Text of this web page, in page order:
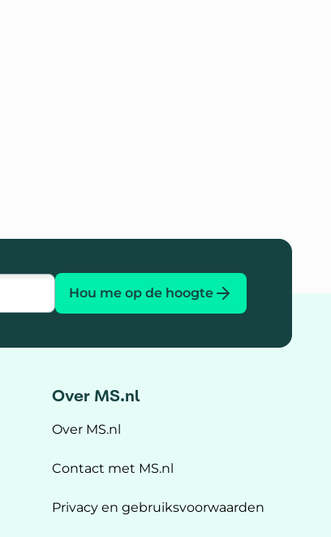
Hou me op de hoogte
Over MS.nl
Over MS.nl
Contact met MS.nl
Privacy en gebruiksvoorwaarden